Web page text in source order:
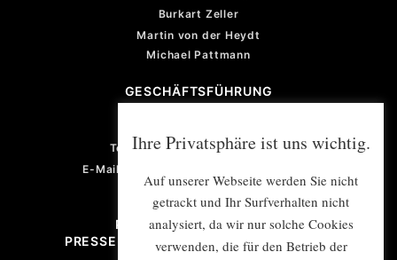
Burkart Zeller
Martin von der Heydt
Michael Pattmann
GESCHÄFTSFÜHRUNG
Telefon: +49 (0) 201 922 77 67
E-Mail: violetta.vonderheydt@e-mex.de
PROJEKTMANAGEMENT/
PRESSE- UND ÖFFENTLICHKEITSARBEIT
Ihre Privatsphäre ist uns wichtig.
Auf unserer Webseite werden Sie nicht
getrackt und Ihr Surfverhalten nicht
analysiert, da wir nur solche Cookies
verwenden, die für den Betrieb der